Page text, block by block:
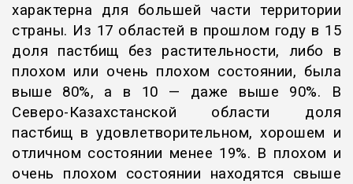
характерна для большей части территории
страны. Из 17 областей в прошлом году в 15
доля пастбищ без растительности, либо в
плохом или очень плохом состоянии, была
выше 80%, а в 10 — даже выше 90%. В
Северо-Казахстанской области доля
пастбищ в удовлетворительном, хорошем и
отличном состоянии менее 19%. В плохом и
очень плохом состоянии находятся свыше